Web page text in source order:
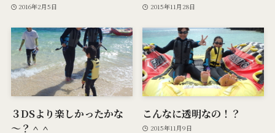
2016年2月5日 2015年11月28日
３DSより楽しかったかな
～？＾＾
こんなに透明なの！？
2015年11月9日